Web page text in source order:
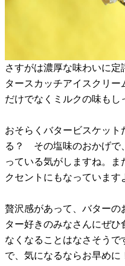
さすがは濃厚な味わいに
タースカッチアイスクリ
だけでなくミルクの味もし
おそらくバタービスケッ
る？ その塩味のおかげで
っている気がしますね。
クセントにもなっています
贅沢感があって、バター
ター好きのみなさんにぜ
なくなることはなさそうで
で、気になるならお早めに